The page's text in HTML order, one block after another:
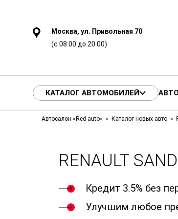
Москва, ул. Привольная 70
(с 08:00 до 20:00)
КАТАЛОГ АВТОМОБИЛЕЙ
Автосалон «Red-auto» Каталог новых авто
RENAULT
Кредит 3.5% без
Улучшим любое